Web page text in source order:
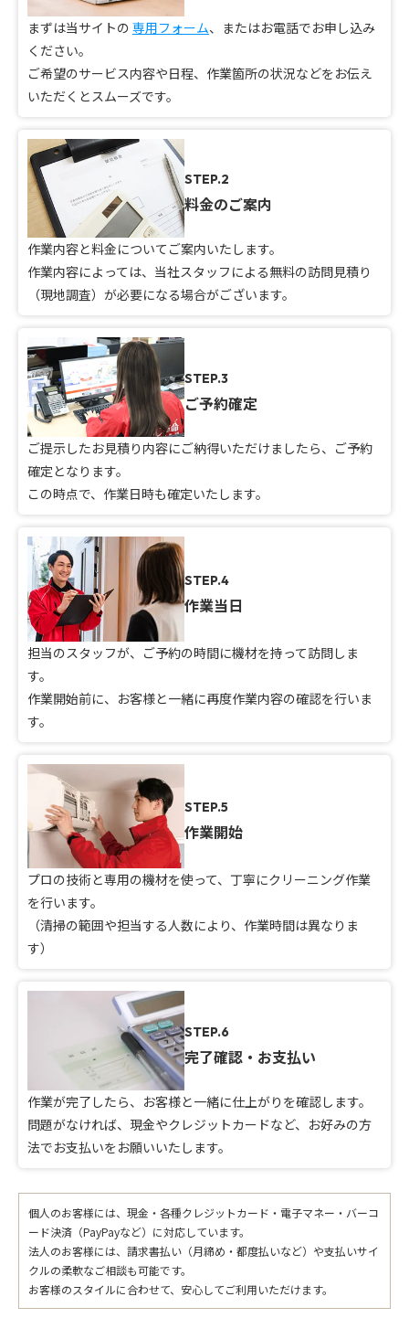
まずは当サイトの 専用フォーム、またはお電話でお申し込み
ください。
ご希望のサービス内容や日程、作業箇所の状況などをお伝え
いただくとスムーズです。
STEP.2
料金のご案内
作業内容と料金についてご案内いたします。
作業内容によっては、当社スタッフによる無料の訪問見積り
（現地調査）が必要になる場合がございます。
STEP.3
ご予約確定
ご提示したお見積り内容にご納得いただけましたら、ご予約
確定となります。
この時点で、作業日時も確定いたします。
STEP.4
作業当日
担当のスタッフが、ご予約の時間に機材を持って訪問しま
す。
作業開始前に、お客様と一緒に再度作業内容の確認を行いま
す。
STEP.5
作業開始
プロの技術と専用の機材を使って、丁寧にクリーニング作業
を行います。
（清掃の範囲や担当する人数により、作業時間は異なりま
す）
STEP.6
完了確認・お支払い
作業が完了したら、お客様と一緒に仕上がりを確認します。
問題がなければ、現金やクレジットカードなど、お好みの方
法でお支払いをお願いいたします。
個人のお客様には、現金・各種クレジットカード・電子マネー・バーコ
ード決済（PayPayなど）に対応しています。
法人のお客様には、請求書払い（月締め・都度払いなど）や支払いサイ
クルの柔軟なご相談も可能です。
お客様のスタイルに合わせて、安心してご利用いただけます。